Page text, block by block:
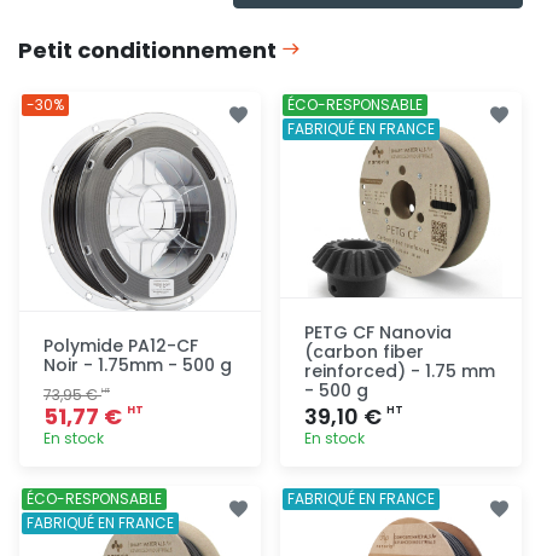
Petit conditionnement
Polymide PA12-CF
Noir - 1.75mm - 500 g
73,95 €HT
51,77 € HT
En stock
Ajout
rapide
-30%
PETG CF Nanovia
(carbon fiber
reinforced) - 1.75 mm
- 500 g
39,10 € HT
En stock
Ajout
rapide
ÉCO-RESPONSABLE
FABRIQUÉ EN FRANCE
ÉCO-RESPONSABLE
FABRIQUÉ EN FRANCE
FABRIQUÉ EN FRANCE